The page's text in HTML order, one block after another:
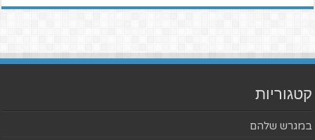
קטגוריות
במגרש שלהם